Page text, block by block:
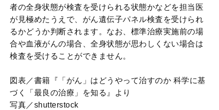
者の全身状態が検査を受けられる状態かなどを担当医
が見極めたうえで、がん遺伝子パネル検査を受けられ
るかどうか判断されます。なお、標準治療実施前の場
合や血液がんの場合、全身状態が思わしくない場合は
検査を受けることができません。
図表／書籍『「がん」はどうやって治すのか 科学に基
づく「最良の治療」を知る』より
写真／shutterstock